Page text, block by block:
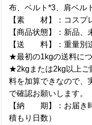
布、ベルト*3、肩ベル
【素 材】：コスプ
【商品状態】：新品、
【送 料】：重量別
★最初の1kgの送料につ
★2kgまたは2kg以上ご
料を加算できなので、
で確認お願いします。
【納 期】：お届き
積もり日数）